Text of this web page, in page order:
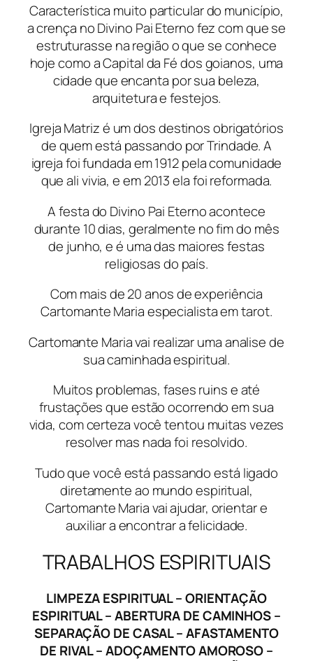
Característica muito particular do município,
a crença no Divino Pai Eterno fez com que se
estruturasse na região o que se conhece
hoje como a Capital da Fé dos goianos, uma
cidade que encanta por sua beleza,
arquitetura e festejos.
Igreja Matriz é um dos destinos obrigatórios
de quem está passando por Trindade. A
igreja foi fundada em 1912 pela comunidade
que ali vivia, e em 2013 ela foi reformada.
A festa do Divino Pai Eterno acontece
durante 10 dias, geralmente no fim do mês
de junho, e é uma das maiores festas
religiosas do país.
Com mais de 20 anos de experiência
Cartomante Maria especialista em tarot.
Cartomante Maria vai realizar uma analise de
sua caminhada espiritual.
Muitos problemas, fases ruins e até
frustações que estão ocorrendo em sua
vida, com certeza você tentou muitas vezes
resolver mas nada foi resolvido.
Tudo que você está passando está ligado
diretamente ao mundo espiritual,
Cartomante Maria vai ajudar, orientar e
auxiliar a encontrar a felicidade.
TRABALHOS ESPIRITUAIS
LIMPEZA ESPIRITUAL – ORIENTAÇÃO
ESPIRITUAL – ABERTURA DE CAMINHOS –
SEPARAÇÃO DE CASAL – AFASTAMENTO
DE RIVAL – ADOÇAMENTO AMOROSO –